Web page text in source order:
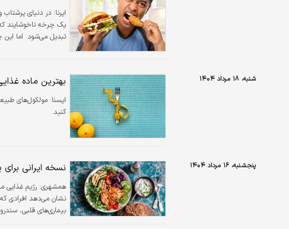
ایرنا: در دنیای
یک چرخه ناخوشایند
تبدیل می‌شود. اما
شنبه، ۱۸ مرداد ۱۴۰۴ بهترین ماده
ایسنا: مولکول‌های
کنید.
پنجشنبه، ۱۶ مرداد ۱۴۰۴ نسخه ایرانی
همشهری: رژیم غذایی
نشان می‌دهد افرادی که
بیماری‌های قلبی،